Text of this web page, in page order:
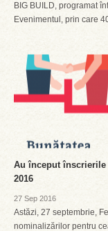
BIG BUILD, programat
Evenimentul, prin care
Au început înscrierile
2016
27 Sep 2016
Astăzi, 27 septembrie,
nominalizărilor pentru